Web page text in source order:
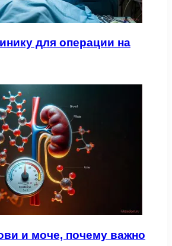
для операции на
и моче, почему важно